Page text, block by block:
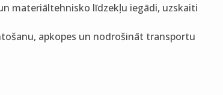
materiāltehnisko līdzekļu iegādi, uzskaiti
apkopes un nodrošināt transportu